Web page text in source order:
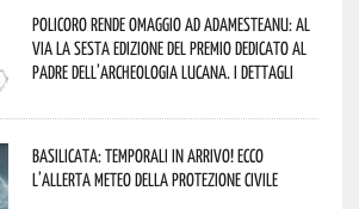
Policoro rende omaggio ad Adamesteanu: al
via la sesta edizione del Premio dedicato al
padre dell’archeologia lucana. I dettagli
Basilicata: temporali in arrivo! Ecco
l’allerta meteo della Protezione civile